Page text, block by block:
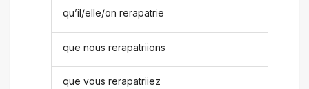
qu’il/elle/on rerapatrie
que nous rerapatriions
que vous rerapatriiez